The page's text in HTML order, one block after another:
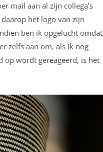
mail aan al zijn collega’s
het logo van zijn
ben ik opgelucht omdat
zelfs aan om, als ik nog
op wordt gereageerd, is het